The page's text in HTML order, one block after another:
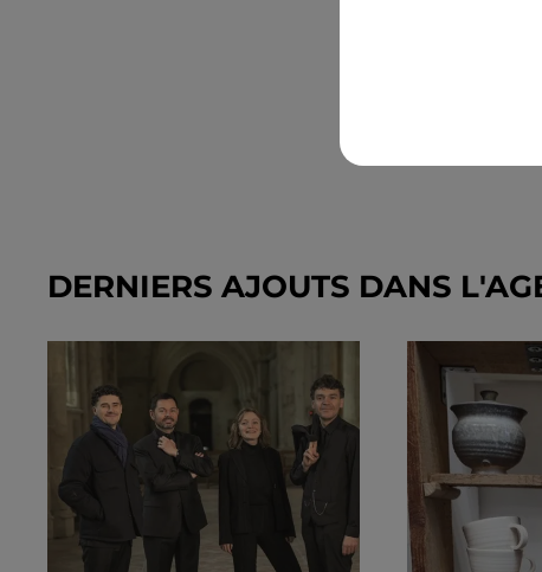
DERNIERS AJOUTS DANS